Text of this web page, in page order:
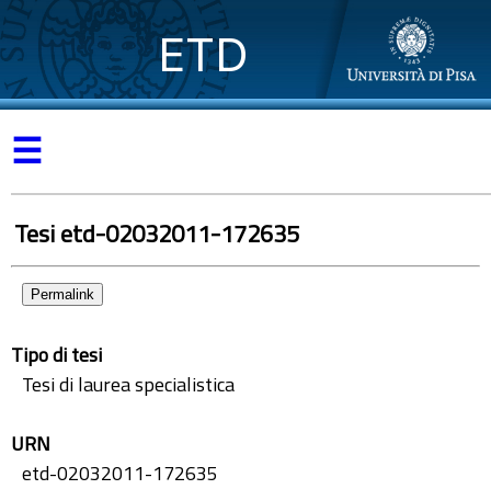
ETD
☰
Tesi etd-02032011-172635
Permalink
Tipo di tesi
Tesi di laurea specialistica
URN
etd-02032011-172635